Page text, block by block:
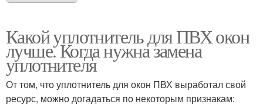
Какой уплотнитель для ПВХ окон
лучше. Когда нужна замена
уплотнителя
От том, что уплотнитель для окон ПВХ выработал свой
ресурс, можно догадаться по некоторым признакам: